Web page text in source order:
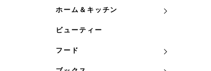
ホーム＆キッチン
ビューティー
フード